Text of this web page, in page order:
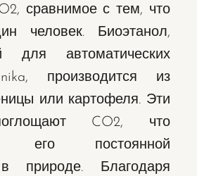
сравнимое с тем, что
человек. Биоэтанол,
для автоматических
производится из
или картофеля. Эти
CO2, что
его постоянной
природе. Благодаря